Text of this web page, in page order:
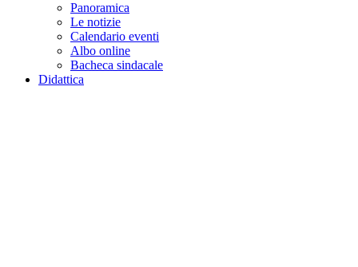
Panoramica
Le notizie
Calendario eventi
Albo online
Bacheca sindacale
Didattica